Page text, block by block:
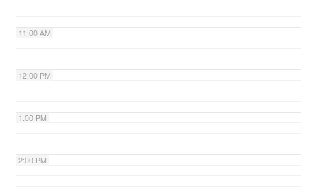
11:00 AM
12:00 PM
1:00 PM
2:00 PM